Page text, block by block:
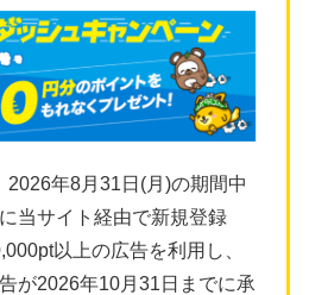
2026年8月31日(月)の期間中
に当サイト経由で新規登録
以上の広告を利用し、
が2026年10月31日までに承